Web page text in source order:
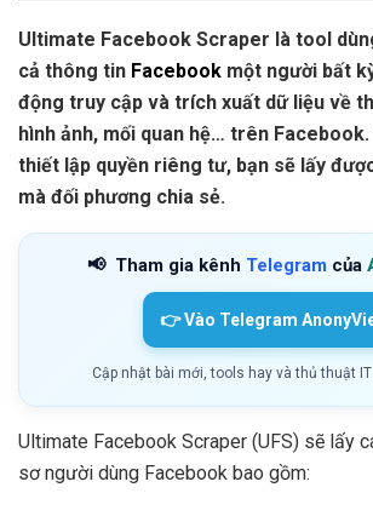
Ultimate Facebook Scraper là tool
cả thông tin Facebook một người bất
động truy cập và trích xuất dữ liệu về
hình ảnh, mối quan hệ… trên
thiết lập quyền riêng tư, bạn sẽ lấy
mà đối phương chia sẻ.
📢 Tham gia kênh Telegram của
👉 Vào Telegram
Cập nhật bài mới, tools hay và thủ thuật
Ultimate Facebook Scraper (UFS) sẽ lấy
sơ người dùng Facebook bao gồm: